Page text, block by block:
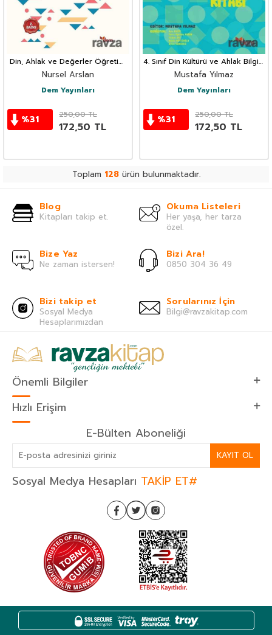
Din, Ahlak ve Değerler Öğretimi
İçin Eğitsel Oyunlar
Nursel Arslan
Dem Yayınları
%31 250,00TL
172,50 TL
4. Sınıf Din Kültürü ve Ahlak Bilgisi
Materyal Kitabı
Mustafa Yılmaz
Dem Yayınları
%31 250,00TL
172,50 TL
Toplam 128ürün bulunmaktadır.
Blog
Kitapları takip et.
Okuma Listeleri
Her yaşa, her tarza
özel.
Bize Yaz
Ne zaman istersen!
Bizi Ara!
0850 304 36 49
Bizi takip et
Sosyal Medya
Hesaplarımızdan
Sorularınız İçin
Bilgi@ravzakitap.com
Önemli Bilgiler
Hızlı Erişim
E-Bülten Aboneliği
KAYIT OL
Sosyal Medya Hesapları TAKİP ET#